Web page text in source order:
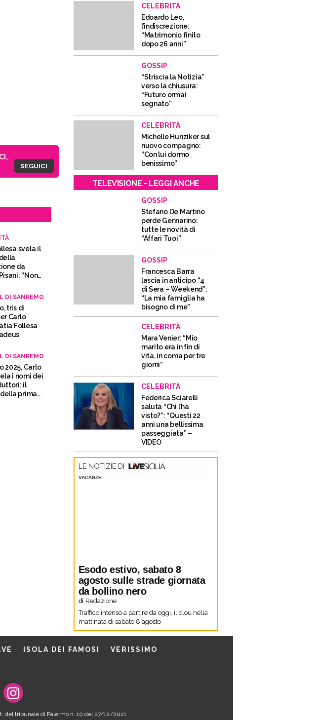
SEGUICI
svela il
da
“Non
DI SANREMO
tris di
Carlo
Follesa
DI SANREMO
2025, Carlo
i nomi dei
il
prima
CELEBRITÀ
Edoardo Leo,
l’indiscrezione:
“Matrimonio finito
dopo 26 anni”
GOSSIP
“Striscia la Notizia”
verso la chiusura:
“Futuro ormai
segnato”
CELEBRITÀ
Michelle Hunziker sul
nuovo compagno:
“Con lui dormo
benissimo”
TELEVISIONE - LEGGI ANCHE
GOSSIP
Stefano De Martino
perde Gennarino:
tutte le novità di
“Affari Tuoi”
GOSSIP
Francesca Barra
lascia in anticipo “4
di Sera – Weekend”:
“La mia famiglia ha
bisogno di me”
CELEBRITÀ
Mara Venier: “Mio
marito era in fin di
vita, in coma per tre
giorni”
CELEBRITÀ
Federica Sciarelli
saluta “Chi l’ha
visto?”: “Questi 22
anni una bellissima
passeggiata” –
VIDEO
LE NOTIZIE DI
VACANZE
Esodo estivo, sabato 8
agosto sulle strade giornata
da bollino nero
di Redazione
Traffico intenso a partire da oggi, il clou nella
mattinata di sabato 8 agosto
ISOLA DEI FAMOSI VERISSIMO
del tribunale di Palermo n. 10 del 27/12/2021